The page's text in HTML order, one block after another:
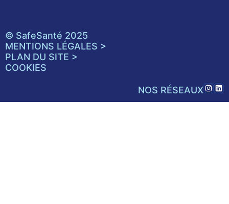
© SafeSanté 2025
MENTIONS LÉGALES >
PLAN DU SITE >
COOKIES
NOS RÉSEAUX